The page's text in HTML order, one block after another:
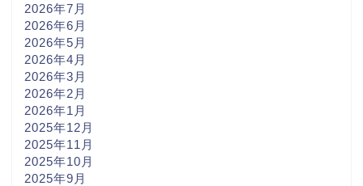
2026年7月
2026年6月
2026年5月
2026年4月
2026年3月
2026年2月
2026年1月
2025年12月
2025年11月
2025年10月
2025年9月